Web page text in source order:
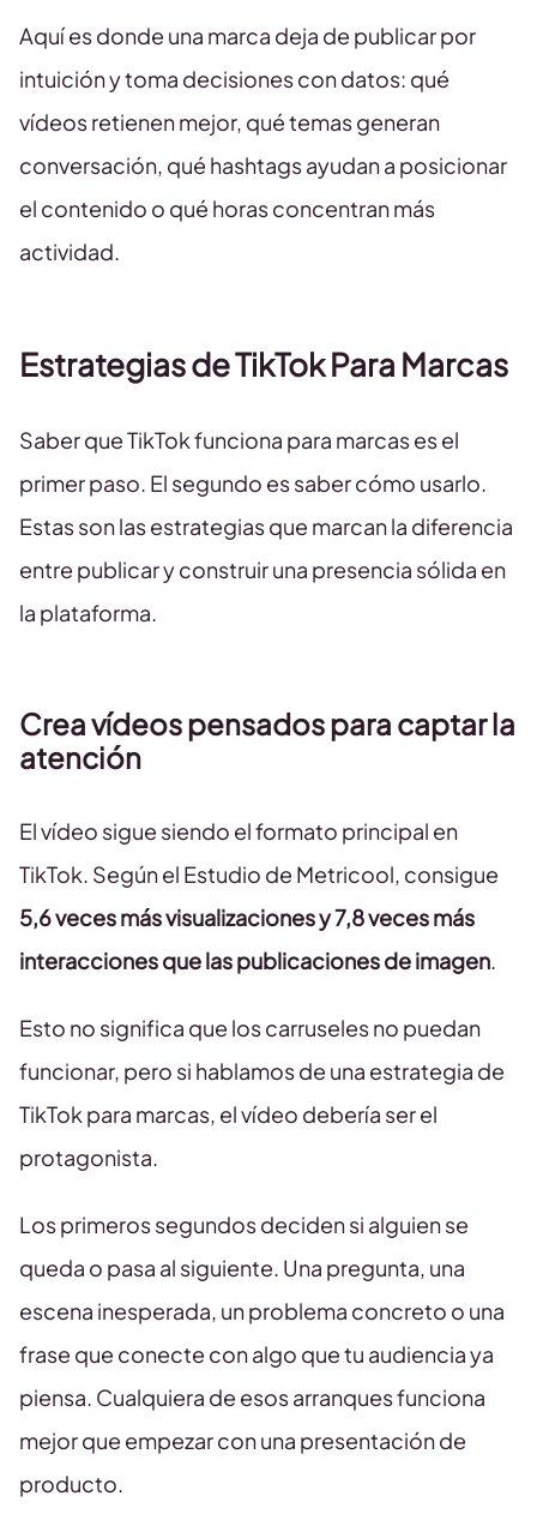
Aquí es donde una marca deja de publicar por
intuición y toma decisiones con datos: qué
vídeos retienen mejor, qué temas generan
conversación, qué hashtags ayudan a posicionar
el contenido o qué horas concentran más
actividad.
Estrategias de TikTok Para Marcas
Saber que TikTok funciona para marcas es el
primer paso. El segundo es saber cómo usarlo.
Estas son las estrategias que marcan la diferencia
entre publicar y construir una presencia sólida en
la plataforma.
Crea vídeos pensados para captar la
atención
El vídeo sigue siendo el formato principal en
TikTok. Según el Estudio de Metricool, consigue
5,6 veces más visualizaciones y 7,8 veces más
interacciones que las publicaciones de imagen.
Esto no significa que los carruseles no puedan
funcionar, pero si hablamos de una estrategia de
TikTok para marcas, el vídeo debería ser el
protagonista.
Los primeros segundos deciden si alguien se
queda o pasa al siguiente. Una pregunta, una
escena inesperada, un problema concreto o una
frase que conecte con algo que tu audiencia ya
piensa. Cualquiera de esos arranques funciona
mejor que empezar con una presentación de
producto.